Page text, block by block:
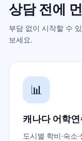
상담 전에
부담 없이 시작할 수
보세요.
📊
캐나다 어학
도시별 학비·숙소